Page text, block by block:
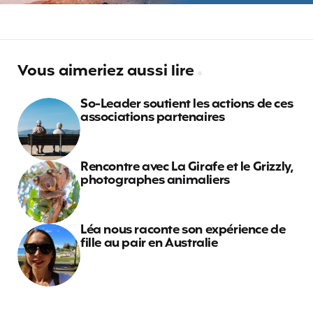
Vous aimeriez aussi lire
So-Leader soutient les actions de ces
associations partenaires
Rencontre avec La Girafe et le Grizzly,
photographes animaliers
Léa nous raconte son expérience de
fille au pair en Australie